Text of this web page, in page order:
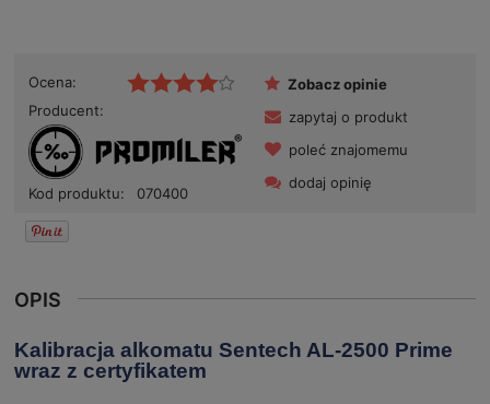
Ocena:
Producent:
Kod produktu: 070400
Zobacz opinie
zapytaj o produkt
poleć znajomemu
dodaj opinię
OPIS
Kalibracja alkomatu Sentech AL-2500 Prime
wraz z certyfikatem